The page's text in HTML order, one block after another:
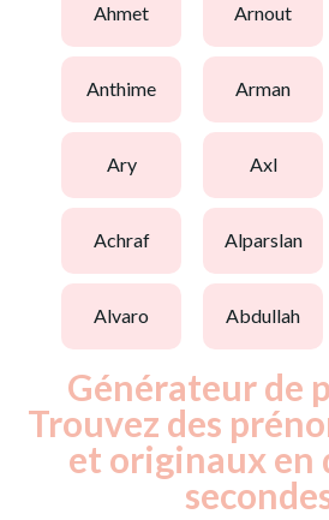
ahmet arnout
anthime arman
ary axl
achraf alparslan
alvaro abdullah
Générateur de
Trouvez des
et originaux en